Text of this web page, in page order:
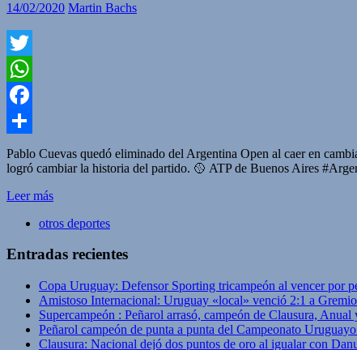
14/02/2020 Martin Bachs
Twitter
WhatsApp
Facebook
Compartir
Pablo Cuevas quedó eliminado del Argentina Open al caer en
logró cambiar la historia del partido. 🥎 ATP de Buenos Aires
Leer más
otros deportes
Entradas recientes
Copa Uruguay: Defensor Sporting tricampeón al vencer por
Amistoso Internacional: Uruguay «local» venció 2:1 a
Supercampeón : Peñarol arrasó, campeón de Clausura,
Peñarol campeón de punta a punta del Campeonato
Clausura: Nacional dejó dos puntos de oro al igualar con